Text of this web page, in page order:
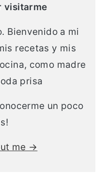
visitarme
Bienvenido a mi
recetas y mis
como madre
prisa
un poco
me →